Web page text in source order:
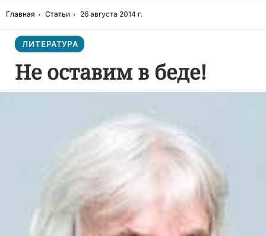
Главная Статьи 26 августа 2014 г.
ЛИТЕРАТУРА
Не оставим в беде!